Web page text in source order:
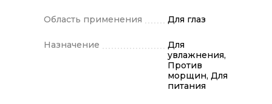
Область применения Для глаз
Назначение
Для
увлажнения,
Против
морщин, Для
питания